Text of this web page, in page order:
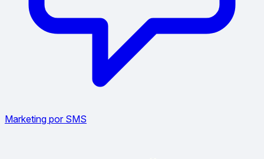
Marketing por SMS